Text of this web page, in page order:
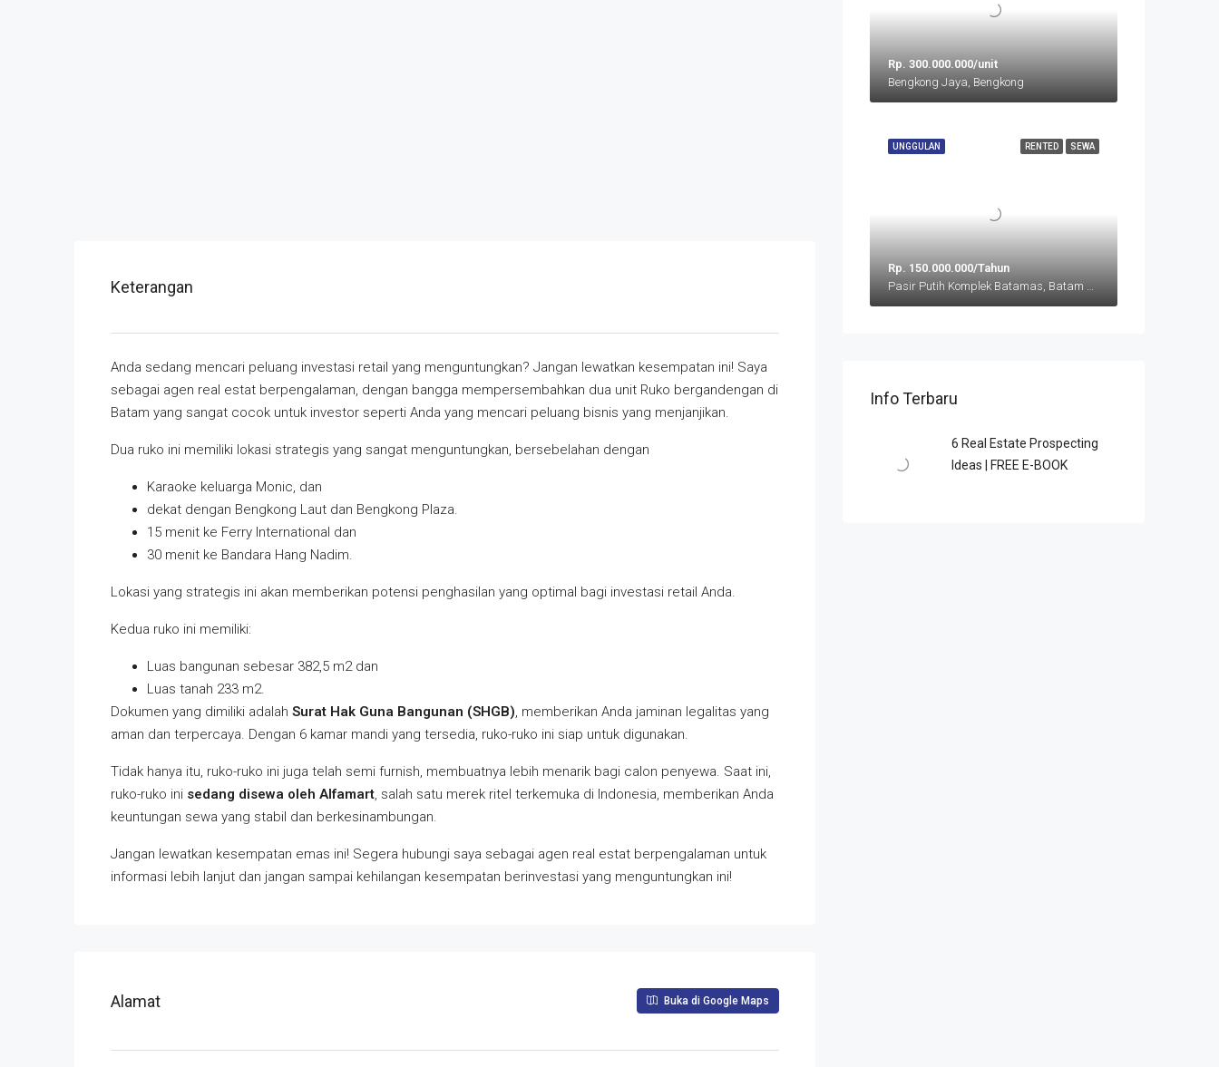
Keterangan
Anda sedang mencari peluang investasi retail yang menguntungkan? Jangan lewatkan kesempatan ini! Saya
sebagai agen real estat berpengalaman, dengan bangga mempersembahkan dua unit Ruko bergandengan di
Batam yang sangat cocok untuk investor seperti Anda yang mencari peluang bisnis yang menjanjikan.
Dua ruko ini memiliki lokasi strategis yang sangat menguntungkan, bersebelahan dengan
Karaoke keluarga Monic, dan
dekat dengan Bengkong Laut dan Bengkong Plaza.
15 menit ke Ferry International dan
30 menit ke Bandara Hang Nadim.
Lokasi yang strategis ini akan memberikan potensi penghasilan yang optimal bagi investasi retail Anda.
Kedua ruko ini memiliki:
Luas bangunan sebesar 382,5 m2 dan
Luas tanah 233 m2.
Dokumen yang dimiliki adalah Surat Hak Guna Bangunan (SHGB), memberikan Anda jaminan legalitas yang
aman dan terpercaya. Dengan 6 kamar mandi yang tersedia, ruko-ruko ini siap untuk digunakan.
Tidak hanya itu, ruko-ruko ini juga telah semi furnish, membuatnya lebih menarik bagi calon penyewa. Saat ini,
ruko-ruko ini sedang disewa oleh Alfamart, salah satu merek ritel terkemuka di Indonesia, memberikan Anda
keuntungan sewa yang stabil dan berkesinambungan.
Jangan lewatkan kesempatan emas ini! Segera hubungi saya sebagai agen real estat berpengalaman untuk
informasi lebih lanjut dan jangan sampai kehilangan kesempatan berinvestasi yang menguntungkan ini!
Alamat Buka di Google Maps
Rp. 300.000.000/unit
Bengkong Jaya, Bengkong
RENTED SEWA
UNGGULAN
Rp. 150.000.000/Tahun
Info Terbaru
6 Rеаl Eѕtаtе Prоѕресtіng
Idеаѕ | FREE E-BOOK